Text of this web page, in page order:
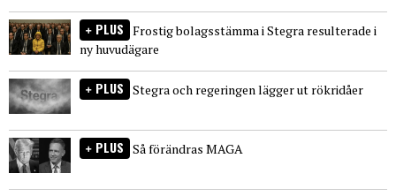
PLUS Frostig bolagsstämma i Stegra resulterade i
ny huvudägare
PLUS Stegra och regeringen lägger ut rökridåer
PLUS Så förändras MAGA